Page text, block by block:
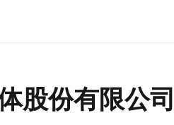
股份有限公司